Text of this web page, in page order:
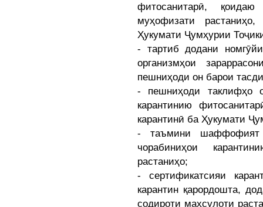
фитосанитарӣ,
муҳофизати
Ҳукумати Ҷумҳурии
- тартиб додани
организмҳои
пешниҳоди он барои
- пешниҳоди таклифҳо
карантинию
карантинӣ ба Ҳукумати
- таъмини шаффофият
чорабиниҳои
растаниҳо;
- сертификатсияи
карантин қарордошта,
содироти маҳсулоти